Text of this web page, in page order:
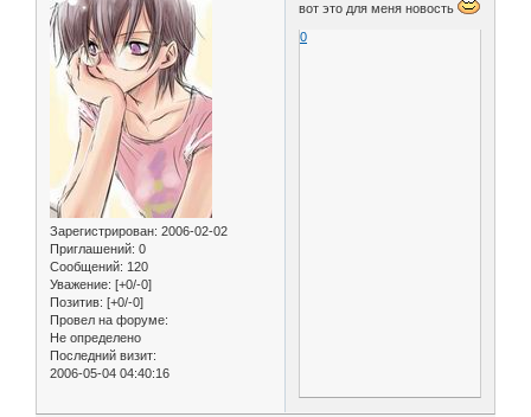
Зарегистрирован: 2006-02-02
Приглашений: 0
Сообщений: 120
Уважение: [+0/-0]
Позитив: [+0/-0]
Провел на форуме:
Не определено
Последний визит:
2006-05-04 04:40:16
вот это для меня новость
0